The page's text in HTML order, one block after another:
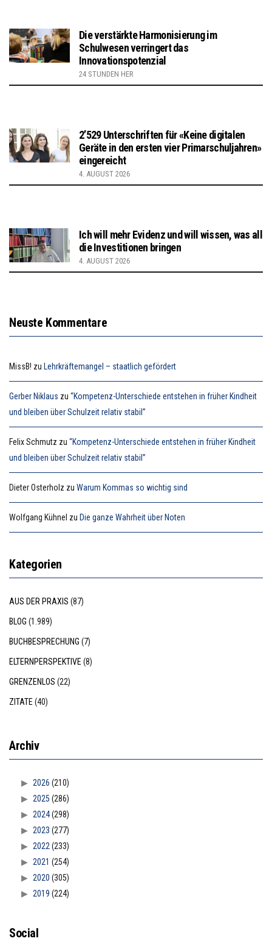
Die verstärkte Harmonisierung im
Schulwesen verringert das
Innovationspotenzial
24 STUNDEN HER
2’529 Unterschriften für «Keine digitalen
Geräte in den ersten vier Primarschuljahren»
eingereicht
4. AUGUST 2026
Ich will mehr Evidenz und will wissen, was all
die Investitionen bringen
4. AUGUST 2026
Neuste Kommentare
MissB! zu Lehrkräftemangel – staatlich gefördert
Gerber Niklaus zu “Kompetenz-Unterschiede entstehen in früher Kindheit
und bleiben über Schulzeit relativ stabil”
Felix Schmutz zu “Kompetenz-Unterschiede entstehen in früher Kindheit
und bleiben über Schulzeit relativ stabil”
Dieter Osterholz zu Warum Kommas so wichtig sind
Wolfgang Kühnel zu Die ganze Wahrheit über Noten
Kategorien
AUS DER PRAXIS (87)
BLOG (1.989)
BUCHBESPRECHUNG (7)
ELTERNPERSPEKTIVE (8)
GRENZENLOS (22)
ZITATE (40)
Archiv
2026 (210)
2025 (286)
2024(298)
2023 (277)
2022 (233)
2021 (254)
2020 (305)
2019 (224)
Social